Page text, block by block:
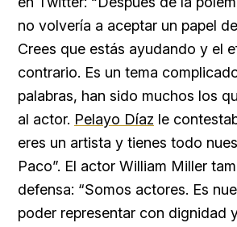
no volvería a aceptar un papel
Crees que estás ayudando y el
contrario. Es un tema
palabras, han sido muchos los
al actor. Pelayo Díaz le
eres un artista y tienes todo
Paco”. El actor William Miller
defensa: “Somos actores. Es
poder representar con dignidad